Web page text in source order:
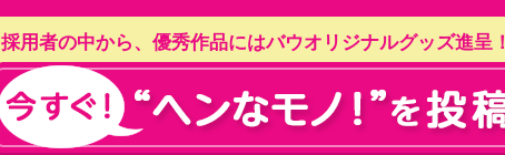
採用者の中から、優秀作品にはバウオリジナルグッズ進呈！